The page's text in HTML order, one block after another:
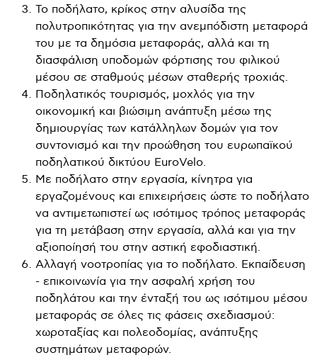
Το ποδήλατο, κρίκος στην αλυσίδα της
πολυτροπικότητας για την ανεμπόδιστη μεταφορά
του με τα δημόσια μεταφοράς, αλλά και τη
διασφάλιση υποδομών φόρτισης του φιλικού
μέσου σε σταθμούς μέσων σταθερής τροχιάς.
Ποδηλατικός τουρισμός, μοχλός για την
οικονομική και βιώσιμη ανάπτυξη μέσω της
δημιουργίας των κατάλληλων δομών για τον
συντονισμό και την προώθηση του ευρωπαϊκού
ποδηλατικού δικτύου EuroVelo.
Με ποδήλατο στην εργασία, κίνητρα για
εργαζομένους και επιχειρήσεις ώστε το ποδήλατο
να αντιμετωπιστεί ως ισότιμος τρόπος μεταφοράς
για τη μετάβαση στην εργασία, αλλά και για την
αξιοποίησή του στην αστική εφοδιαστική.
Αλλαγή νοοτροπίας για το ποδήλατο. Εκπαίδευση
- επικοινωνία για την ασφαλή χρήση του
ποδηλάτου και την ένταξή του ως ισότιμου μέσου
μεταφοράς σε όλες τις φάσεις σχεδιασμού:
χωροταξίας και πολεοδομίας, ανάπτυξης
συστημάτων μεταφορών.